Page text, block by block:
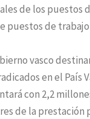
de los puestos
puestos de trabajo
vasco
en el País
con 2,2
de la prestación